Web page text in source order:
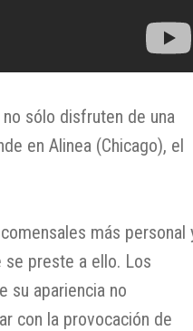
sólo disfruten de una
en Alinea (Chicago), el
más personal
se preste a ello. Los
su apariencia no
con la provocación de